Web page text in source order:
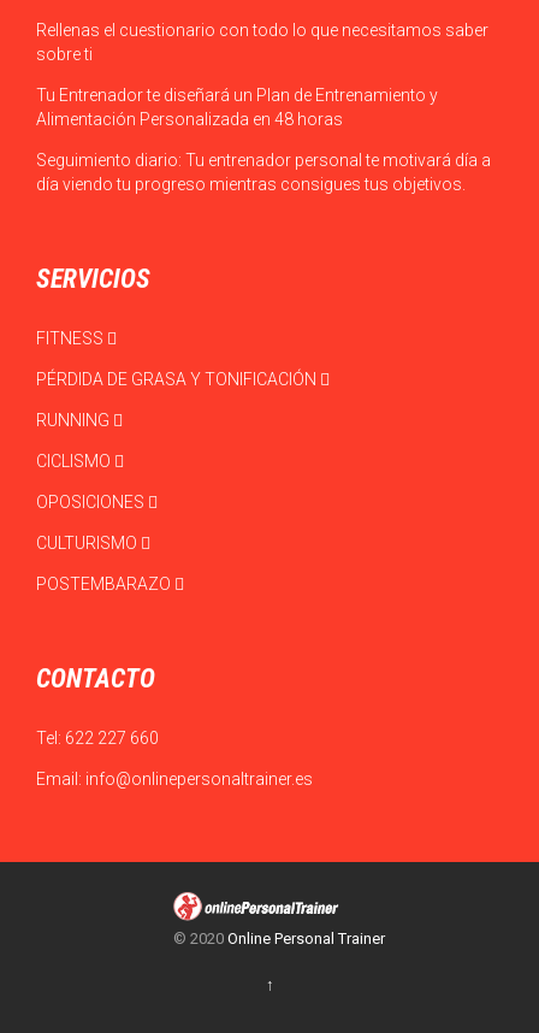
Rellenas el cuestionario con todo lo que necesitamos saber
sobre ti
Tu Entrenador te diseñará un Plan de Entrenamiento y
Alimentación Personalizada en 48 horas
Seguimiento diario: Tu entrenador personal te motivará día a
día viendo tu progreso mientras consigues tus objetivos.
SERVICIOS
FITNESS
PÉRDIDA DE GRASA Y TONIFICACIÓN
RUNNING
CICLISMO
OPOSICIONES
CULTURISMO
POSTEMBARAZO
CONTACTO
Tel: 622 227 660
Email: info@onlinepersonaltrainer.es
© 2020 Online Personal Trainer
↑